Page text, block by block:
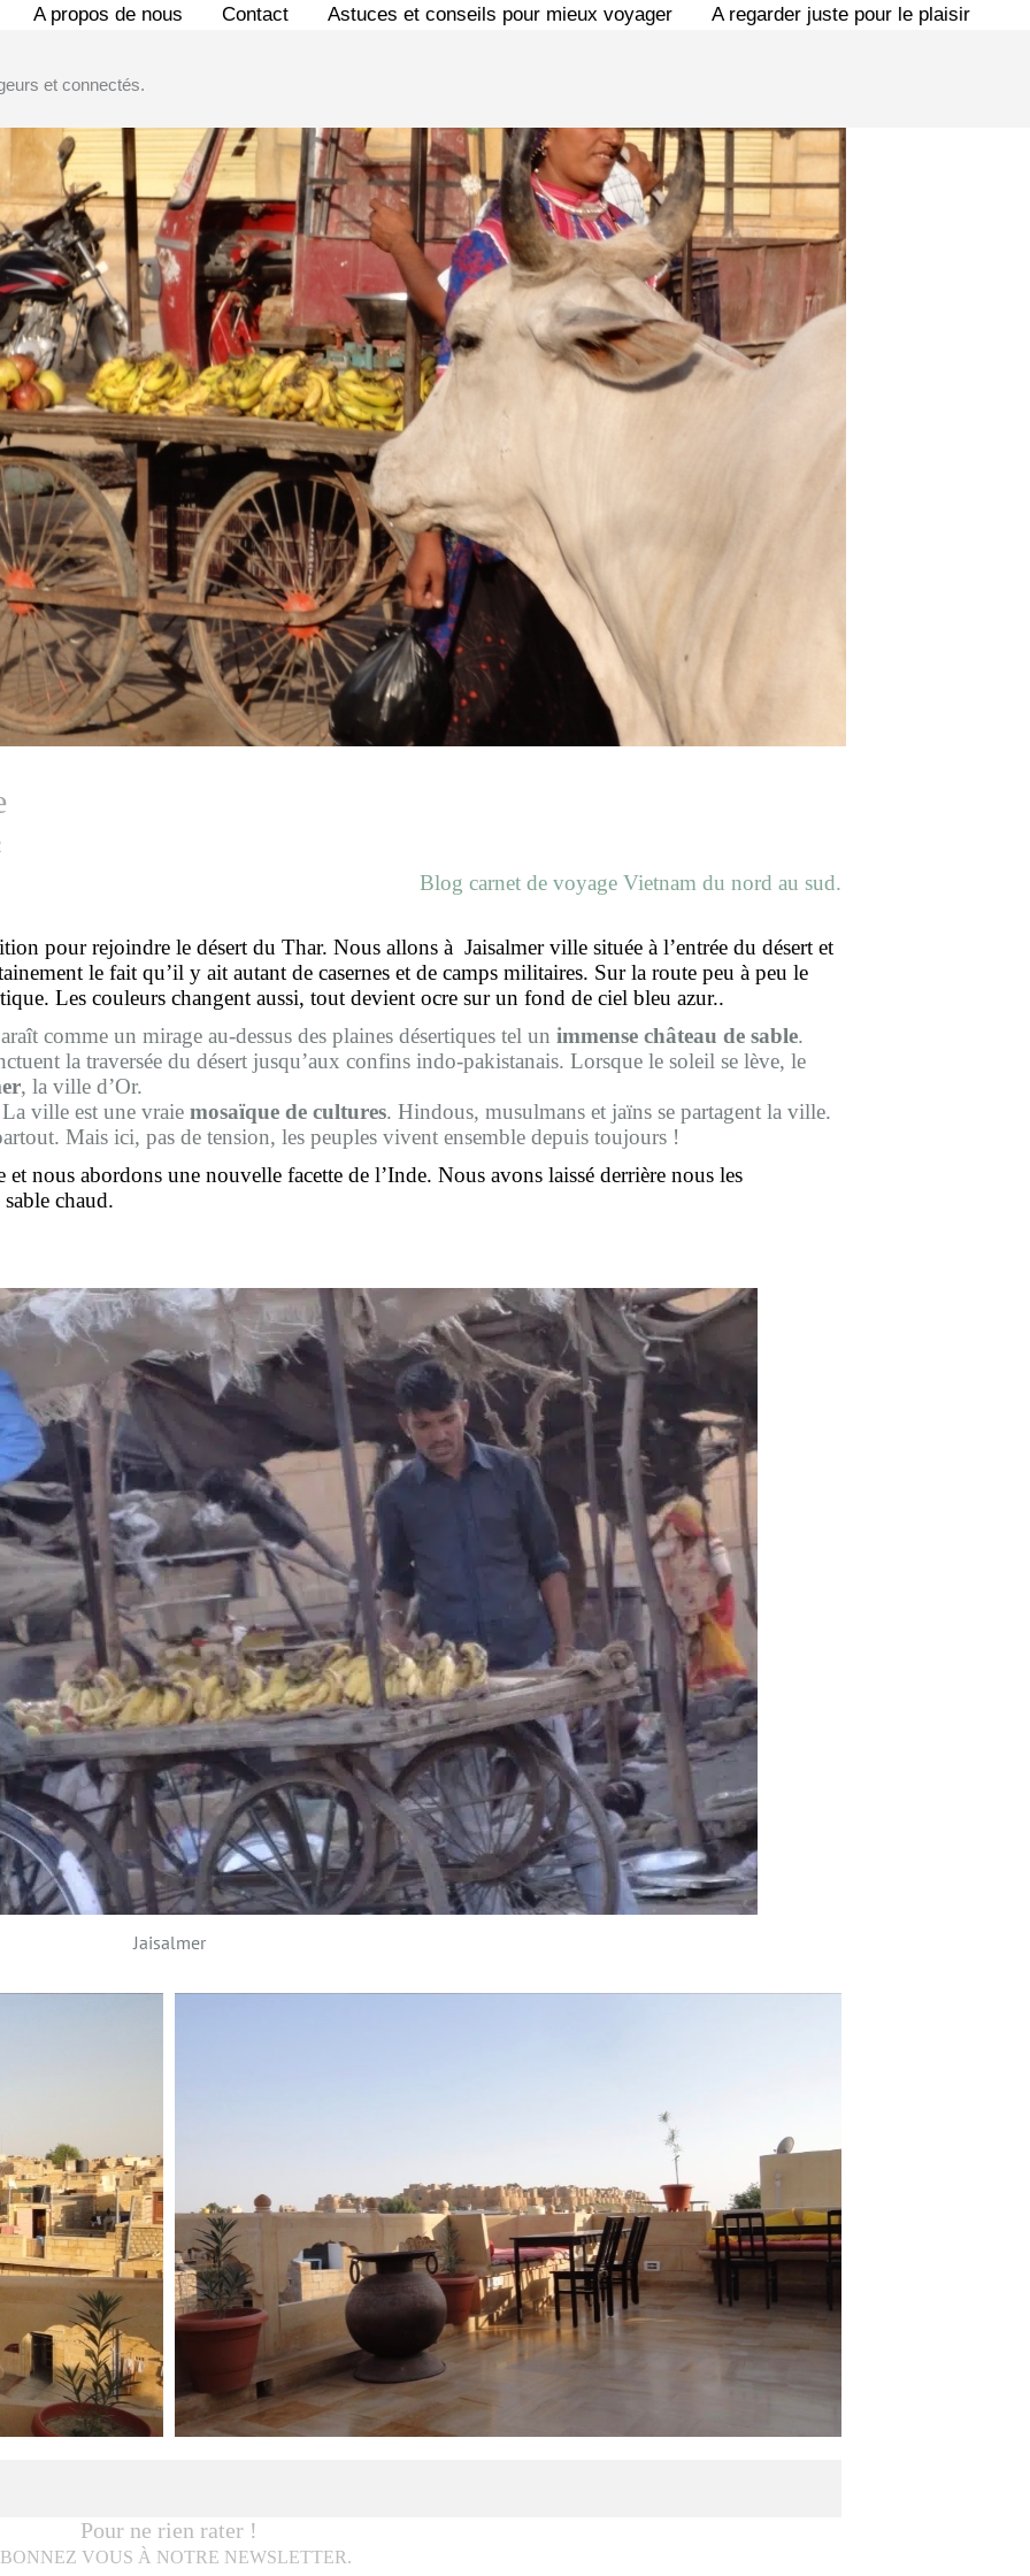
A propos de nous Contact Astuces et conseils pour mieux voyager A regarder juste pour le plaisir
et connectés.
Blog carnet de voyage Vietnam du nord au sud.
pour rejoindre le désert du Thar. Nous allons à Jaisalmer ville située à l’entrée du désert et
le fait qu’il y ait autant de casernes et de camps militaires. Sur la route peu à peu le
Les couleurs changent aussi, tout devient ocre sur un fond de ciel bleu azur..
comme un mirage au-dessus des plaines désertiques tel un immense château de sable.
la traversée du désert jusqu’aux confins indo-pakistanais. Lorsque le soleil se lève, le
, la ville d’Or.
La ville est une vraie mosaïque de cultures. Hindous, musulmans et jaïns se partagent la ville.
Mais ici, pas de tension, les peuples vivent ensemble depuis toujours !
nous abordons une nouvelle facette de l’Inde. Nous avons laissé derrière nous les
chaud.
Jaisalmer
Pour ne rien rater !
VOUS À NOTRE NEWSLETTER.